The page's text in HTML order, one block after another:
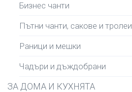
Бизнес чанти
Пътни чанти, сакове и тролеи
Раници и мешки
Чадъри и дъждобрани
ЗА ДОМА И КУХНЯТА